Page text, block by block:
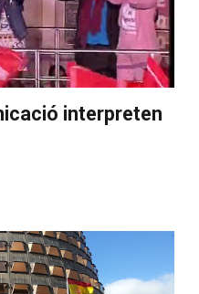
interpreten